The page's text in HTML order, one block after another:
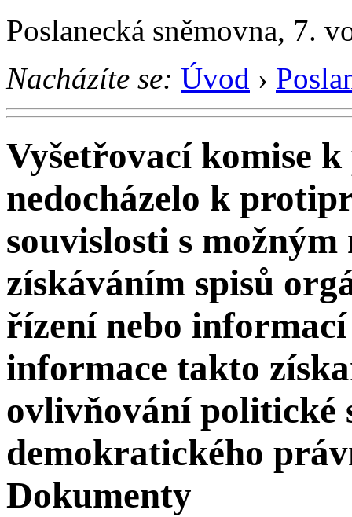
Poslanecká sněmovna, 7.
Nacházíte se: Úvod ›
Vyšetřovací komise
nedocházelo k
souvislosti s
získáváním spisů
řízení nebo informací
informace takto
ovlivňování politické
demokratického
Dokumenty